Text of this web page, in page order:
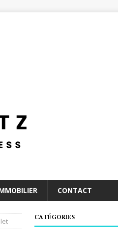
CONTACT
CATÉGORIES